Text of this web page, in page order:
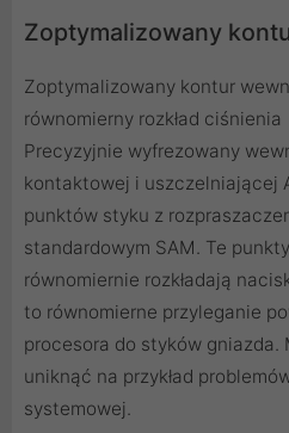
Zoptymalizowany
Zoptymalizowany kontur
równomierny rozkład ciśnienia
Precyzyjnie wyfrezowany
kontaktowej i uszczelniającej
punktów styku z
standardowym SAM. Te
równomiernie rozkładają
to równomierne przyleganie
procesora do styków gniazda.
uniknąć na przykład
systemowej.